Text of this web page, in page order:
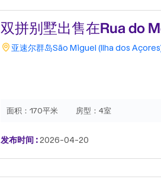
双拼别墅出售在Rua do
亚速尔群岛São Miguel (Ilha dos
面积：170平米 房型：4室
发布时间 :2026-04-20